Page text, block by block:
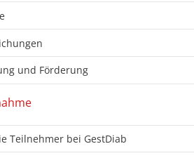
und Förderung
Teilnehmer bei GestDiab